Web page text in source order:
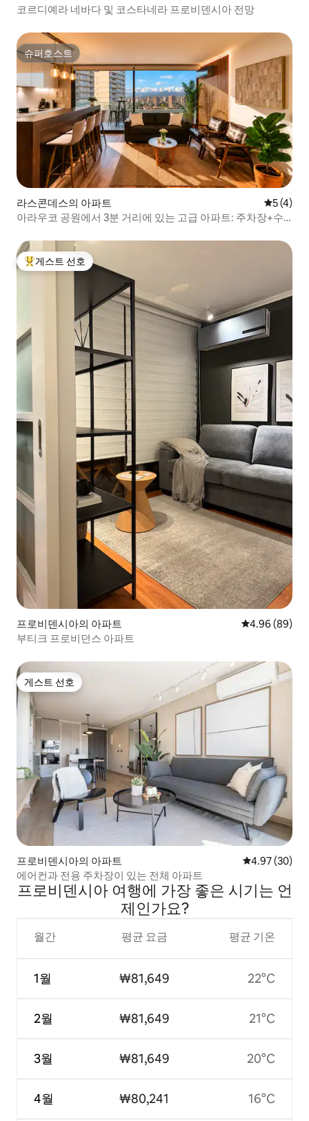
코르디예라 네바다 및 코스타네라 프로비덴시아 전망
슈퍼호스트
슈퍼호스트
라스콘데스의 아파트 평점 5점
5 (4)
아라우코 공원에서 3분 거리에 있는 고급 아파트: 주차장+수
상위 게스트 선호
게스트 선호
프로비덴시아의 아파트 평점 4.96점(5
4.96 (89)
부티크 프로비던스 아파트
게스트 선호
게스트 선호
프로비덴시아의 아파트 평점 4.97점(5
4.97 (30)
에어컨과 전용 주차장이 있는 전체 아파트
프로비덴시아 여행에 가장 좋은 시기는 언
제인가요?
월간
1월
2월
3월
4월
평균 요금
₩81,649
₩81,649
₩81,649
₩80,241
평균 기온
22°C
21°C
20°C
16°C